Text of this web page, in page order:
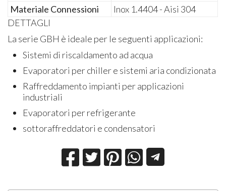
Materiale Connessioni
Inox 1.4404 - Aisi 304
DETTAGLI
La serie GBH è ideale per le seguenti applicazioni:
Sistemi di riscaldamento ad acqua
Evaporatori per chiller e sistemi aria condizionata
Raffreddamento impianti per applicazioni
industriali
Evaporatori per refrigerante
sottoraffreddatori e condensatori